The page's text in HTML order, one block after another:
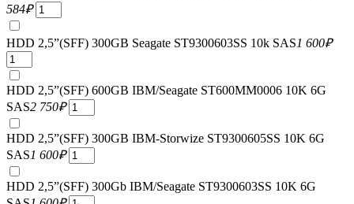
584₽
HDD 2,5”(SFF) 300GB Seagate ST9300603SS 10k SAS1 600₽
HDD 2,5”(SFF) 600GB IBM/Seagate ST600MM0006 10K 6G
SAS2 750₽
HDD 2,5”(SFF) 300GB IBM-Storwize ST9300605SS 10K 6G
SAS1 600₽
HDD 2,5”(SFF) 300Gb IBM/Seagate ST9300603SS 10K 6G